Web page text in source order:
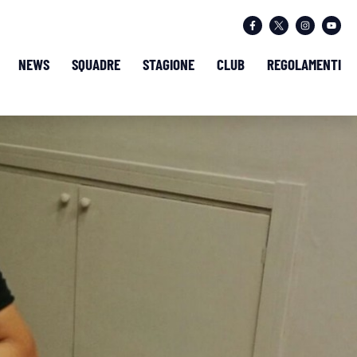
NEWS SQUADRE STAGIONE CLUB REGOLAMENTI